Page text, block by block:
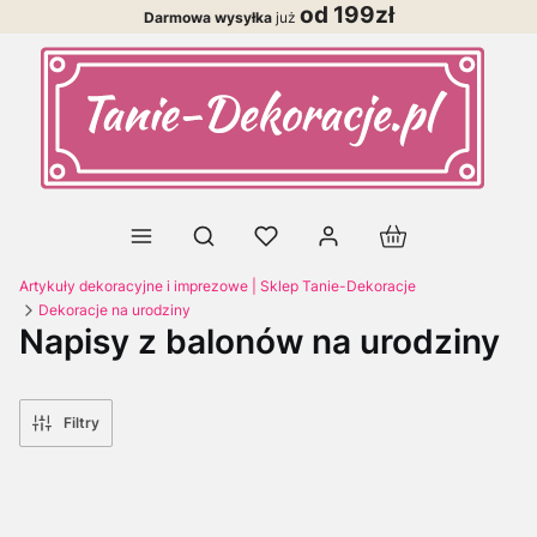
Darmowa wysyłkajuż od 199zł
Otwórz wyszukiwarkę Produkty w
Artykuły dekoracyjne i imprezowe | Sklep Tanie-Dekoracje
Dekoracje na urodziny
Napisy z balonów na urodziny
Filtry